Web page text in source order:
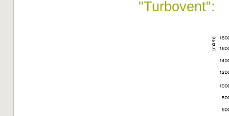
"Turbovent":